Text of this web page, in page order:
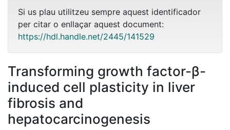
Si us plau utilitzeu sempre aquest identificador
per citar o enllaçar aquest document:
https://hdl.handle.net/2445/141529
Transforming growth factor-β-
induced cell plasticity in liver
fibrosis and
hepatocarcinogenesis